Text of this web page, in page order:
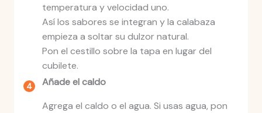
temperatura y velocidad uno.
Así los sabores se integran y la calabaza
empieza a soltar su dulzor natural.
Pon el cestillo sobre la tapa en lugar del
cubilete.
Añade el caldo
Agrega el caldo o el agua. Si usas agua, pon